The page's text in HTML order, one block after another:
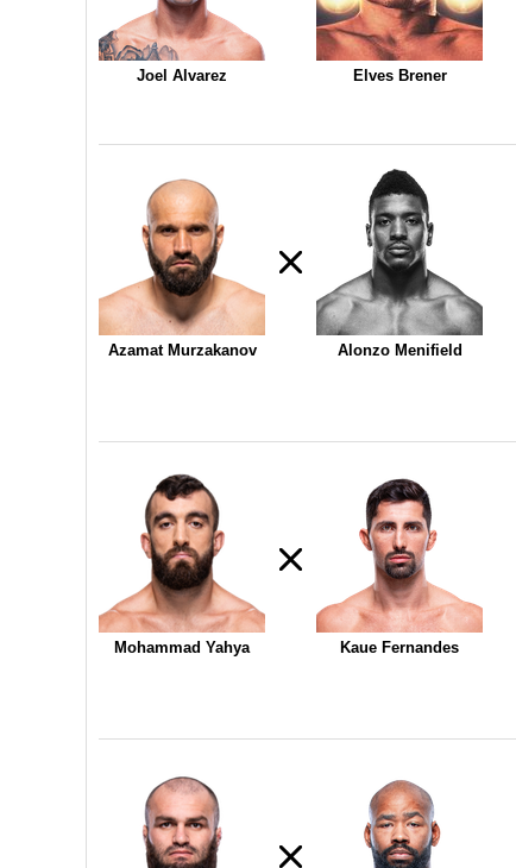
Joel Alvarez Elves Brener
Azamat Murzakanov Alonzo Menifield
Mohammad Yahya Kaue Fernandes